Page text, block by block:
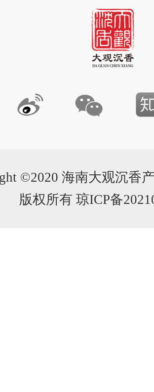
©2020 海南大观沉香
版权所有 琼ICP备